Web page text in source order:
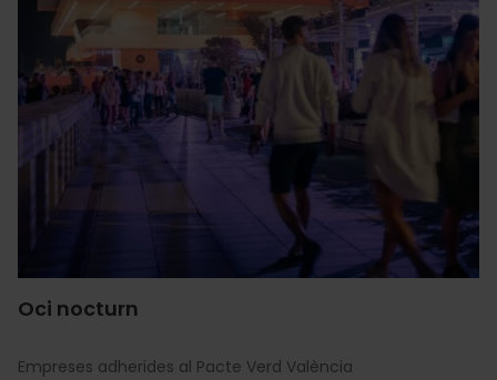
Oci nocturn
Empreses adherides al Pacte Verd València